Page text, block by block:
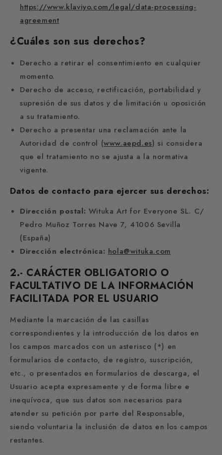
https://www.klaviyo.com/legal/data-processing-
agreement
¿Cuáles son sus derechos?
Derecho a retirar el consentimiento en cualquier
momento.
Derecho de acceso, rectificación, portabilidad y
supresión de sus datos y de limitación u oposición
a su tratamiento.
Derecho a presentar una reclamación ante la
Autoridad de control (www.aepd.es) si considera
que el tratamiento no se ajusta a la normativa
vigente.
Datos de contacto para ejercer sus derechos:
Dirección postal: Wituka Art for Everyone SL. C/
Pedro Muñoz Torres Nave 7, 41006 Sevilla
(España)
Dirección electrónica: hola@wituka.com
2.- CARÁCTER OBLIGATORIO O
FACULTATIVO DE LA INFORMACIÓN
FACILITADA POR EL USUARIO
Mediante la marcación de las casillas
correspondientes y la introducción de los datos en
los campos marcados con un asterisco (*) en
formularios de contacto, de registro, suscripción,
etc., o presentados en formularios de descarga, el
Usuario acepta expresamente y de forma libre e
inequívoca, que sus datos son necesarios para
atender su petición por parte del Responsable,
siendo voluntaria la inclusión de datos en los campos
restantes.